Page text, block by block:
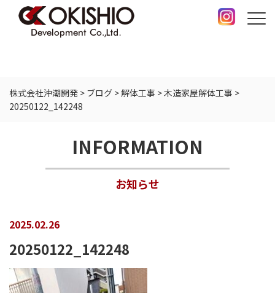
株式会社沖潮開発 > ブログ >解体工事 >木造家屋解体工事 >
20250122_142248
INFORMATION
お知らせ
2025.02.26
20250122_142248